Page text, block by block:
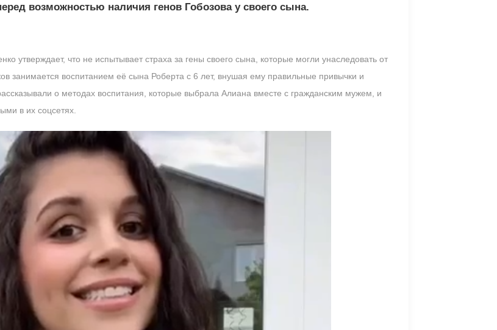
возможностью наличия генов Гобозова у своего сына.
утверждает, что не испытывает страха за гены своего сына, которые могли унаследовать от
занимается воспитанием её сына Роберта с 6 лет, внушая ему правильные привычки и
о методах воспитания, которые выбрала Алиана вместе с гражданским мужем, и
в их соцсетях.